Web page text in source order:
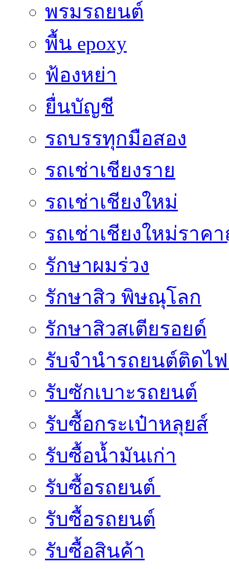
พรมรถยนต์
พื้น epoxy
ฟ้องหย่า
ยื่นบัญชี
รถบรรทุกมือสอง
รถเช่าเชียงราย
รถเช่าเชียงใหม่
รถเช่าเชียงใหม่ราค
รักษาผมร่วง
รักษาสิว พิษณุโลก
รักษาสิวสเตียรอยด์
รับจํานํารถยนต์ติดไ
รับซักเบาะรถยนต์
รับซื้อกระเป๋าหลุยส์
รับซื้อน้ำมันเก่า
รับซื้อรถยนต์
รับซื้อรถยนต์
รับซื้อสินค้า